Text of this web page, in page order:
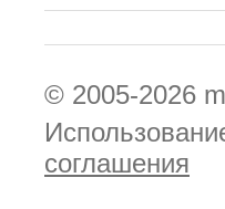
© 2005-2026
соглашения